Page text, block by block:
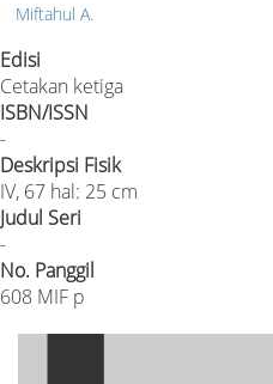
Miftahul A.
Edisi
Cetakan ketiga
ISBN/ISSN
-
Deskripsi Fisik
IV, 67 hal: 25 cm
Judul Seri
-
No. Panggil
608 MIF p